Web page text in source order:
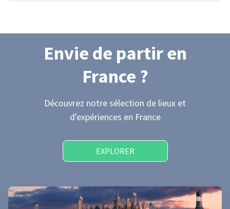
Envie de partiren
France ?
Découvrez notre sélection de lieux et
d'expériences en France
EXPLORER